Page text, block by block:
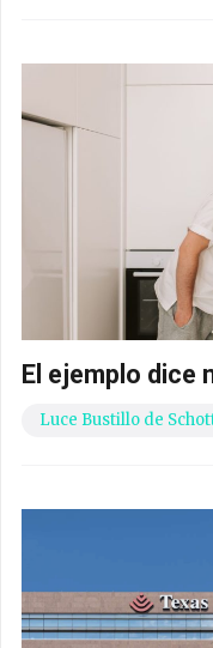
El ejemplo dice
Luce Bustillo de